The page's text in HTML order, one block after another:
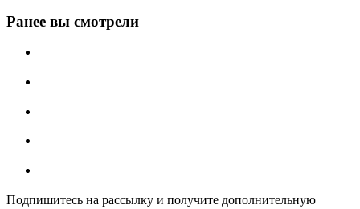
Ранее вы смотрели
Подпишитесь на рассылку и получите дополнительную